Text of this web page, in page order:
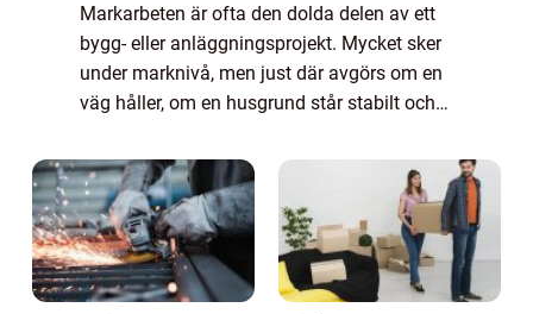
Markarbeten är ofta den dolda delen av ett
bygg- eller anläggningsprojekt. Mycket sker
under marknivå, men just där avgörs om en
väg håller, om en husgrund står stabilt och
Skellefteå, med sin blandning av lerjordar...